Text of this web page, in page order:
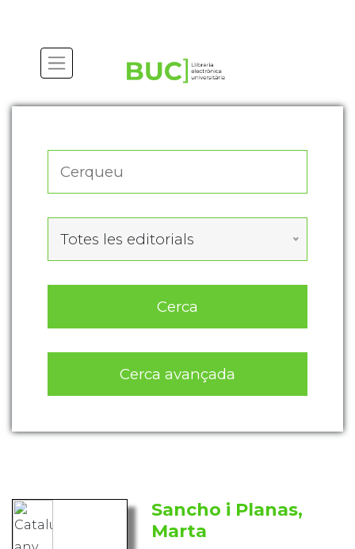
Totes les editorials
Cerca
Cerca avançada
Sancho i Planas,
Marta